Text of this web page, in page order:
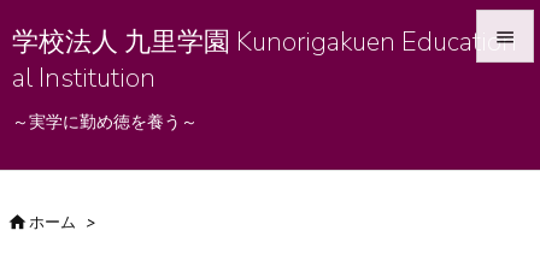
学校法人 九里学園 Kunorigakuen Education
al Institution
～実学に勤め徳を養う～

サイド
ホーム >